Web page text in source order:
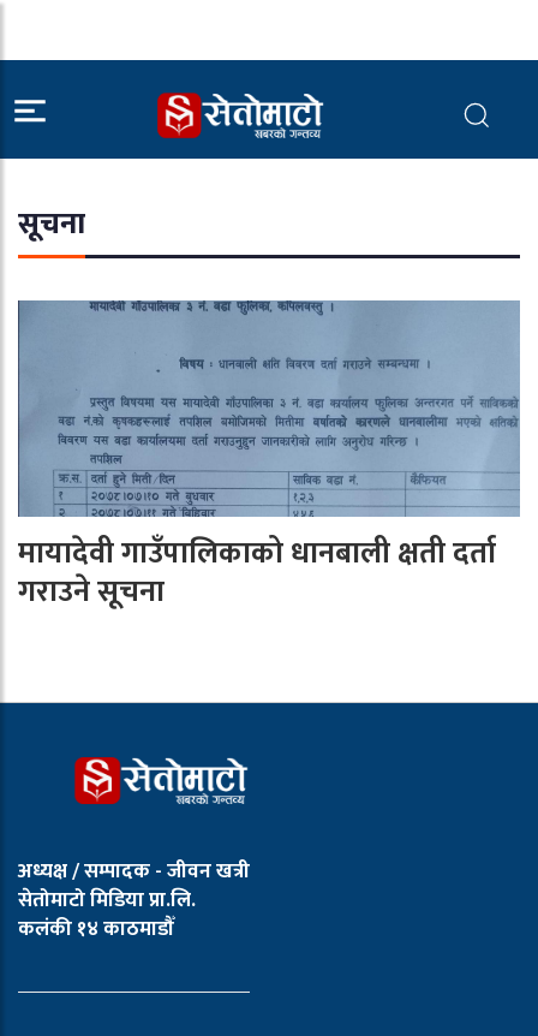
सूचना
मायादेवी गाउँपालिकाको धानबाली क्षती दर्ता
गराउने सूचना
अध्यक्ष / सम्पादक - जीवन खत्री
सेतोमाटो मिडिया प्रा.लि.
कलंकी १४ काठमाडौँ